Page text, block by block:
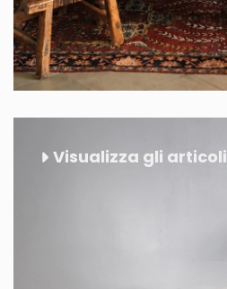
Visualizza gli articoli